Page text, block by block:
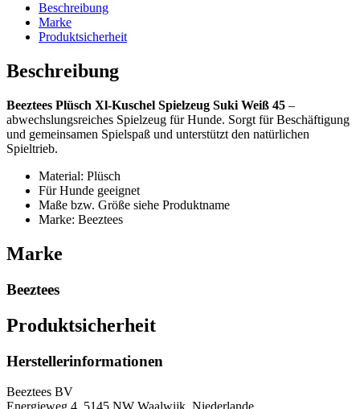
Beschreibung
Marke
Produktsicherheit
Beschreibung
Beeztees Plüsch Xl-Kuschel Spielzeug Suki Weiß 45 –
abwechslungsreiches Spielzeug für Hunde. Sorgt für Beschäftigung
und gemeinsamen Spielspaß und unterstützt den natürlichen
Spieltrieb.
Material: Plüsch
Für Hunde geeignet
Maße bzw. Größe siehe Produktname
Marke: Beeztees
Marke
Beeztees
Produktsicherheit
Herstellerinformationen
Beeztees BV